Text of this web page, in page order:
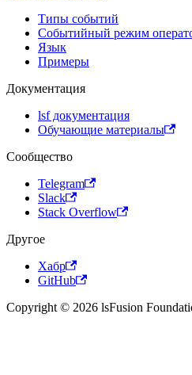
Типы событий
Событийный режим
Язык
Примеры
Документация
lsf документация
Обучающие материалы
Сообщество
Telegram
Slack
Stack Overflow
Другое
Хабр
GitHub
Copyright © 2026 lsFusion